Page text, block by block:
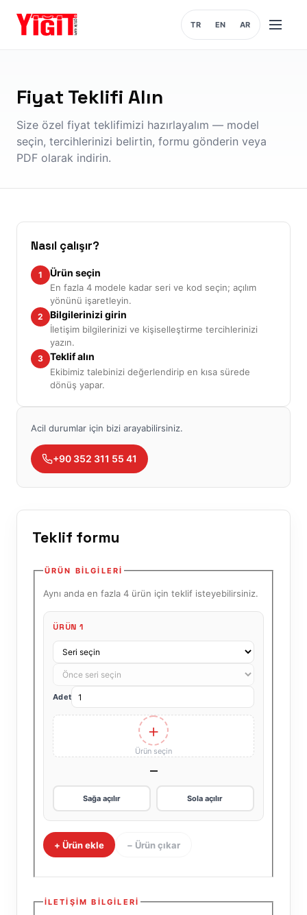
TR EN AR
Menüyü
Fiyat Teklifi Alın
Size özel fiyat teklifimizi hazırlayalım — model
seçin, tercihlerinizi belirtin, formu gönderin veya
PDF olarak indirin.
Nasıl çalışır?
1 Ürün seçin
En fazla 4 modele kadar seri ve kod seçin; açılım
yönünü işaretleyin.
2 Bilgilerinizi girin
İletişim bilgilerinizi ve kişiselleştirme tercihlerinizi
yazın.
3 Teklif alın
Ekibimiz talebinizi değerlendirip en kısa sürede
dönüş yapar.
Acil durumlar için bizi arayabilirsiniz.
+90 352 311 55 41
Teklif formu
ÜRÜN BILGILERI
Aynı anda en fazla 4 ürün için teklif isteyebilirsiniz.
ÜRÜN 1
Seri
Ürün
kodu
Adet
+
Ürün seçin
—
Sağa açılır Sola açılır
+ Ürün ekle − Ürün çıkar
İLETIŞIM BILGILERI